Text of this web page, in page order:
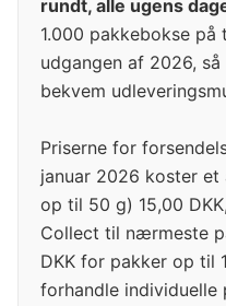
rundt, alle ugens
1.000 pakkebokse
udgangen af 2026,
bekvem
Priserne for
januar 2026 koster
op til 50 g) 15,00
Collect til nærmeste
DKK for pakker op til
forhandle individuelle